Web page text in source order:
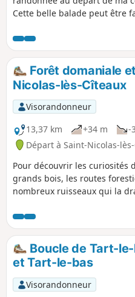
Cette belle balade peut être
long de la Cent Fonts (et non
modérateur au 07/04/2021 :
propriété privée en (12) . Voir
Forêt domaniale
Nicolas-lès-Cîteaux
Visorandonneur
13,37 km
+34 m -
Départ à Saint-Nicolas-
Pour découvrir les curiosités
grands bois, les routes
nombreux ruisseaux qui la
la grande forêt, avec ses
drainage et les grandes
certaines routes forestières.
Boucle de Tart-
et Tart-le-bas
Visorandonneur